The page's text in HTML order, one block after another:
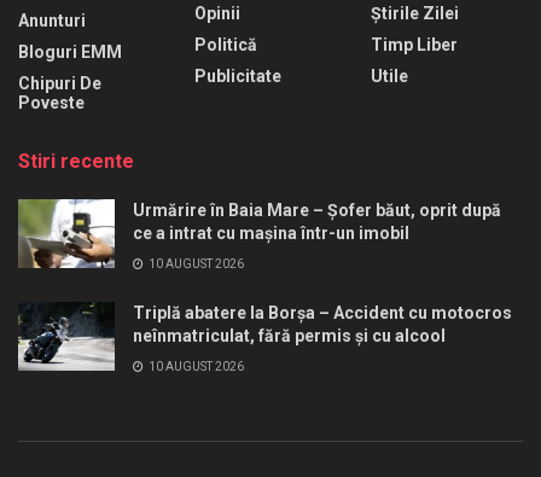
Anunturi
Bloguri EMM
Chipuri De
Poveste
Opinii
Politică
Publicitate
Știrile Zilei
Timp Liber
Utile
Stiri recente
Urmărire în Baia Mare – Șofer băut, oprit după
ce a intrat cu mașina într-un imobil
10 AUGUST 2026
Triplă abatere la Borșa – Accident cu motocros
neînmatriculat, fără permis și cu alcool
10 AUGUST 2026